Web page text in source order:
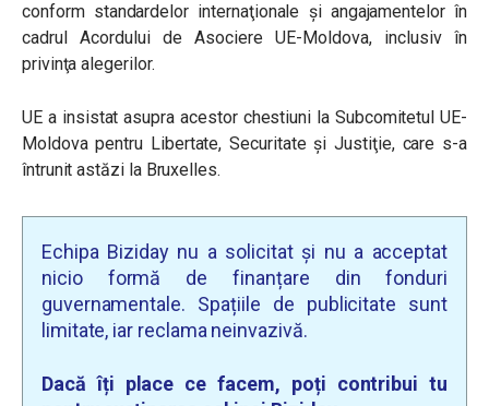
conform standardelor internaţionale şi angajamentelor în
cadrul Acordului de Asociere UE-Moldova, inclusiv în
privinţa alegerilor.
UE a insistat asupra acestor chestiuni la Subcomitetul UE-
Moldova pentru Libertate, Securitate şi Justiţie, care s-a
întrunit astăzi la Bruxelles.
Echipa Biziday nu a solicitat și nu a acceptat
nicio formă de finanțare din fonduri
guvernamentale. Spațiile de publicitate sunt
limitate, iar reclama neinvazivă.
Dacă îți place ce facem, poți contribui tu